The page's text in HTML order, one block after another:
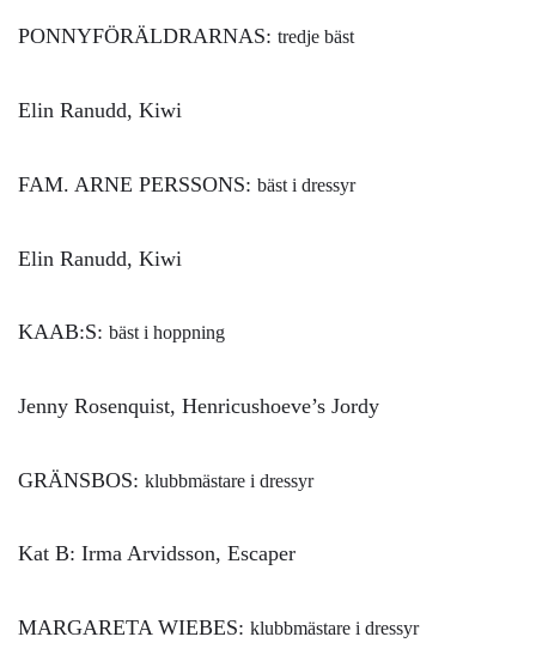
PONNYFÖRÄLDRARNAS: tredje bäst
Elin Ranudd, Kiwi
FAM. ARNE PERSSONS: bäst i dressyr
Elin Ranudd, Kiwi
KAAB:S: bäst i hoppning
Jenny Rosenquist, Henricushoeve’s Jordy
GRÄNSBOS: klubbmästare i dressyr
Kat B: Irma Arvidsson, Escaper
MARGARETA WIEBES: klubbmästare i dressyr